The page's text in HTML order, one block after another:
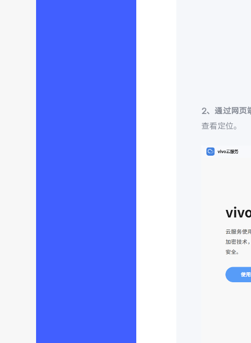
2、通过网页
查看定位。